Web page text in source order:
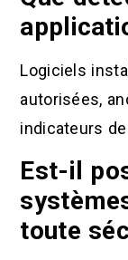
Logiciels
autorisées,
indicateurs
Est-il
toute